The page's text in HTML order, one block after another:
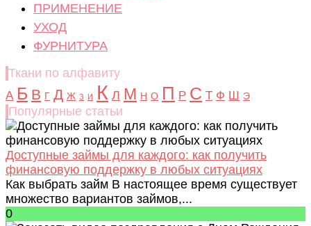
ПРИМЕНЕНИЕ
УХОД
ФУРНИТУРА
Ткани по алфавиту
А Б В Г Д Ж З И К Л М Н О П Р С Т Ф Ш Э
Популярные статьи
Доступные займы для каждого: как получить
финансовую поддержку в любых ситуациях
Как выбрать займ В настоящее время существует
множество вариантов займов,...
0